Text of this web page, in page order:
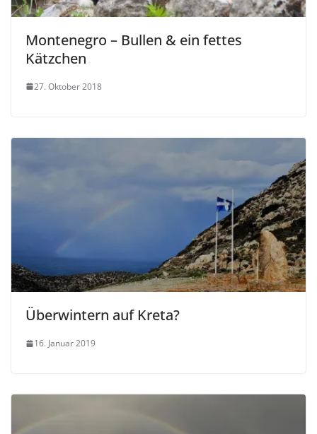
Montenegro – Bullen & ein fettes
Kätzchen
27. Oktober 2018
Überwintern auf Kreta?
16. Januar 2019